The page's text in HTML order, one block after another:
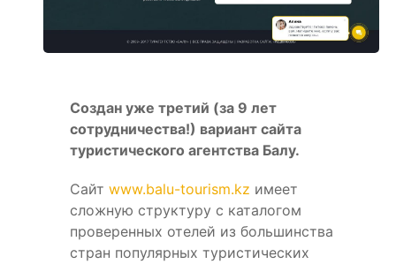
Создан уже третий (за 9 лет
сотрудничества!) вариант сайта
туристического агентства Балу.
Сайт www.balu-tourism.kz имеет
сложную структуру с каталогом
проверенных отелей из большинства
стран популярных туристических